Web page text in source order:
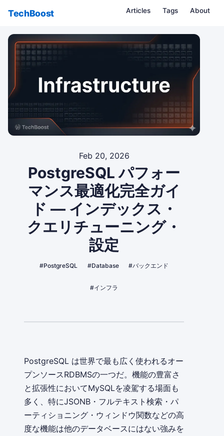
TechBoost Articles Tags About
Feb 20, 2026
PostgreSQL パフォー
マンス最適化完全ガイ
ド — インデックス・
クエリチューニング・
設定
#PostgreSQL #Database #バックエンド
#インフラ
PostgreSQL は世界で最も広く使われるオー
プンソースRDBMSの一つだ。機能の豊富さ
と拡張性においてMySQLを凌駕する場面も
多く、特にJSONB・フルテキスト検索・パ
ーティショニング・ウィンドウ関数などの高
度な機能は他のデータベースにはない強みを